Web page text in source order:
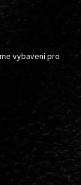
vybavení pro